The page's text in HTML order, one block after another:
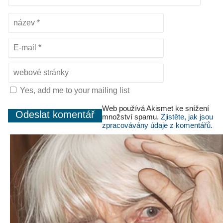
Yes, add me to your mailing list
Web používá Akismet ke snížení
množství spamu. Zjistěte, jak jsou
zpracovávány údaje z komentářů.